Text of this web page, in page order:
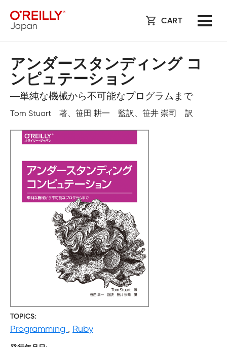
CART
アンダースタンディング コ
ンピュテーション
―単純な機械から不可能なプログラムまで
Tom Stuart 著、笹田 耕一 監訳、笹井 崇司 訳
TOPICS
Programming , Ruby